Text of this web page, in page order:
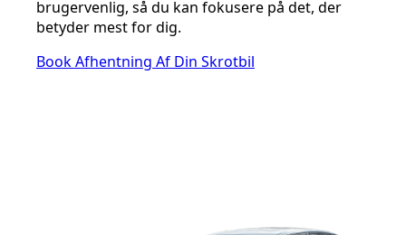
brugervenlig, så du kan fokusere på det, der
betyder mest for dig.
Book Afhentning Af Din Skrotbil